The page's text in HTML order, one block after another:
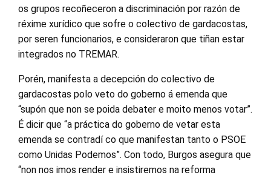
os grupos recoñeceron a discriminación por razón de
réxime xurídico que sofre o colectivo de gardacostas,
por seren funcionarios, e consideraron que tiñan estar
integrados no TREMAR.
Porén, manifesta a decepción do colectivo de
gardacostas polo veto do goberno á emenda que
“supón que non se poida debater e moito menos votar”.
É dicir que “a práctica do goberno de vetar esta
emenda se contradí co que manifestan tanto o PSOE
como Unidas Podemos”. Con todo, Burgos asegura que
“non nos imos render e insistiremos na reforma